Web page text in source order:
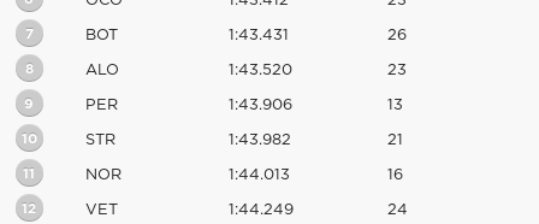
7 BOT 1:43.431 26
8 ALO 1:43.520 23
9 PER 1:43.906 13
10 STR 1:43.982 21
11 NOR 1:44.013 16
12 VET 1:44.249 24